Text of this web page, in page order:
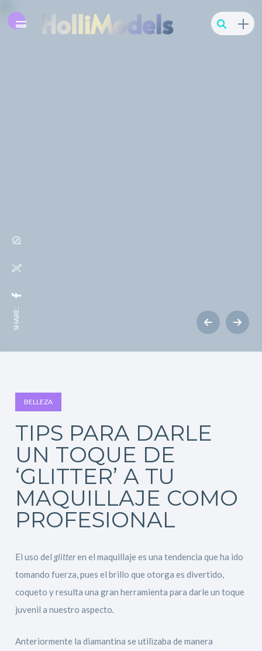
SHARE:
BELLEZA
TIPS PARA DARLE
UN TOQUE DE
‘GLITTER’ A TU
MAQUILLAJE COMO
PROFESIONAL
El uso del glitteren el maquillaje es una tendencia que ha ido
tomando fuerza, pues el brillo que otorga es divertido,
coqueto y resulta una gran herramienta para darle un toque
juvenil a nuestro aspecto.
Anteriormente la diamantina se utilizaba de manera